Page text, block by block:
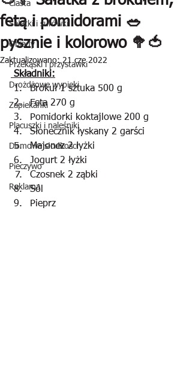
Ciasta
Sałatki i surówki
Obiady
Przekąski i przystawki
Drożdżowe wypieki
Zapiekanki
Placuszki i naleśniki
Domowe słodkości
Pieczywo
Reklama
fetą i pomidorami 🥗
pysznie i kolorowo 🥦🍅
Zaktualizowano:21 cze 2022
Składniki:
Brokuł 1 sztuka 500 g
Feta 270 g
Pomidorki koktajlowe 200 g
Słonecznik łyskany 2 garści
Majonez 2 łyżki
Jogurt 2 łyżki
Czosnek 2 ząbki
Sól
Pieprz